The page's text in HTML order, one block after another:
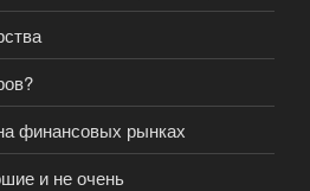
финансовых рынках
и не очень